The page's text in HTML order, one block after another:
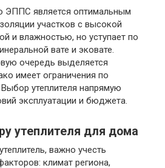
ЭППС является оптимальным
участков с высокой
и влажностью, но уступает по
вате и эковате.
очередь выделяется
имеет ограничения по
утеплителя напрямую
эксплуатации и бюджета.
утеплителя для дома
важно учесть
климат региона,